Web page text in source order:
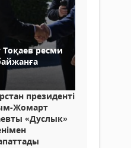
ресми
президенті
Жомарт
«Дуслык»